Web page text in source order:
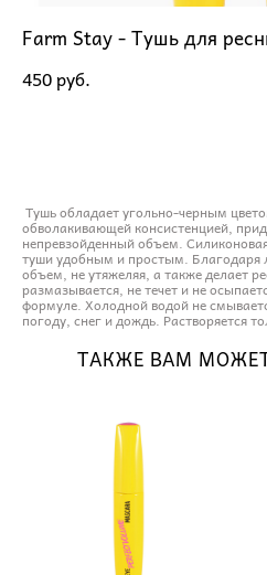
Farm Stay - Тушь для
450 pуб.
Тушь обладает угольно-черным
обволакивающей консистенцией,
непревзойденный объем.
туши удобным и простым. Благодаря
объем, не утяжеляя, а также делает
размазывается, не течет и не
формуле. Холодной водой не
погоду, снег и дождь. Растворяется
ТАКЖЕ ВАМ